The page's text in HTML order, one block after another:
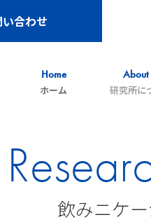
合わせ
Home
ホーム
About
研究所に
飲みニケ